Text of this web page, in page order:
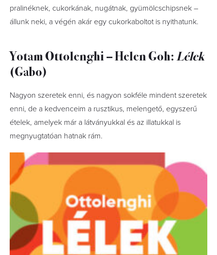
pralinéknek, cukorkának, nugátnak, gyümölcschipsnek –
állunk neki, a végén akár egy cukorkaboltot is nyithatunk.
Yotam Ottolenghi – Helen Goh:Lélek
(Gabo)
Nagyon szeretek enni, és nagyon sokféle mindent szeretek
enni, de a kedvenceim a rusztikus, melengető, egyszerű
ételek, amelyek már a látványukkal és az illatukkal is
megnyugtatóan hatnak rám.